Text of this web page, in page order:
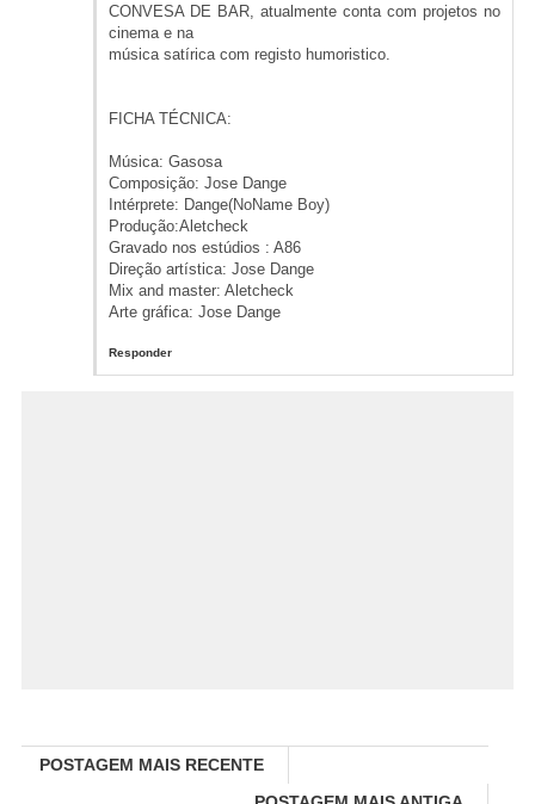
CONVESA DE BAR, atualmente conta com projetos no
cinema e na
música satírica com registo humoristico.
FICHA TÉCNICA:
Música: Gasosa
Composição: Jose Dange
Intérprete: Dange(NoName Boy)
Produção:Aletcheck
Gravado nos estúdios : A86
Direção artística: Jose Dange
Mix and master: Aletcheck
Arte gráfica: Jose Dange
Responder
POSTAGEM MAIS RECENTE